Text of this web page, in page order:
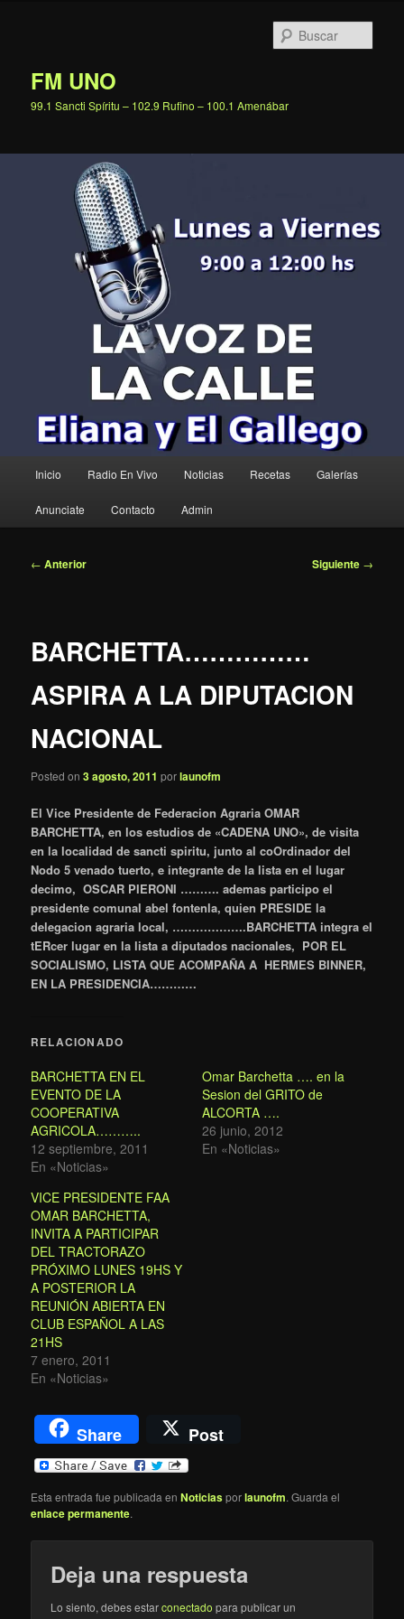
FM UNO
99.1 Sancti Spíritu – 102.9 Rufino – 100.1 Amenábar
principal
Inicio Radio En Vivo Noticias Recetas Galerías
Anunciate Contacto Admin
Navegación
← Anterior Siguiente →
BARCHETTA……………
ASPIRA A LA DIPUTACION
NACIONAL
Posted on3 agosto, 2011 porlaunofm
El Vice Presidente de Federacion Agraria OMAR
BARCHETTA, en los estudios de «CADENA UNO», de visita
en la localidad de sancti spiritu, junto al coOrdinador del
Nodo 5 venado tuerto, e integrante de la lista en el lugar
decimo, OSCAR PIERONI ………. ademas participo el
presidente comunal abel fontenla, quien PRESIDE la
delegacion agraria local, ……………….BARCHETTA integra el
tERcer lugar en la lista a diputados nacionales, POR EL
SOCIALISMO, LISTA QUE ACOMPAÑA A HERMES BINNER,
EN LA PRESIDENCIA…………
RELACIONADO
BARCHETTA EN EL
EVENTO DE LA
COOPERATIVA
AGRICOLA………..
12 septiembre, 2011
En «Noticias»
Omar Barchetta …. en la
Sesion del GRITO de
ALCORTA ….
26 junio, 2012
En «Noticias»
VICE PRESIDENTE FAA
OMAR BARCHETTA,
INVITA A PARTICIPAR
DEL TRACTORAZO
PRÓXIMO LUNES 19HS Y
A POSTERIOR LA
REUNIÓN ABIERTA EN
CLUB ESPAÑOL A LAS
21HS
7 enero, 2011
En «Noticias»
Share Post
Esta entrada fue publicada enNoticiasporlaunofm. Guarda el
enlace permanente.
Deja una respuesta
Lo siento, debes estarconectado para publicar un